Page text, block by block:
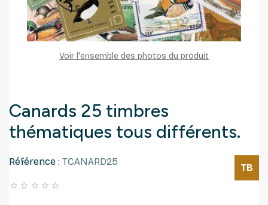
Voir l'ensemble des photos du produit
Canards 25 timbres
thématiques tous différents.
Référence : TCANARD25
TB
    